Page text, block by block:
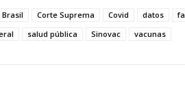
Brasil Corte Suprema Covid datos
salud pública Sinovac vacunas